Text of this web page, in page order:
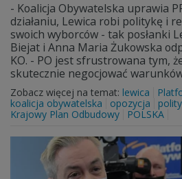
- Koalicja Obywatelska uprawia
działaniu, Lewica robi politykę i
swoich wyborców - tak posłanki
Biejat i Anna Maria Żukowska
KO. - PO jest sfrustrowana tym,
skutecznie negocjować
Zobacz więcej na temat: lewica
koalicja obywatelska
opozycja
Krajowy Plan Odbudowy
POLSKA